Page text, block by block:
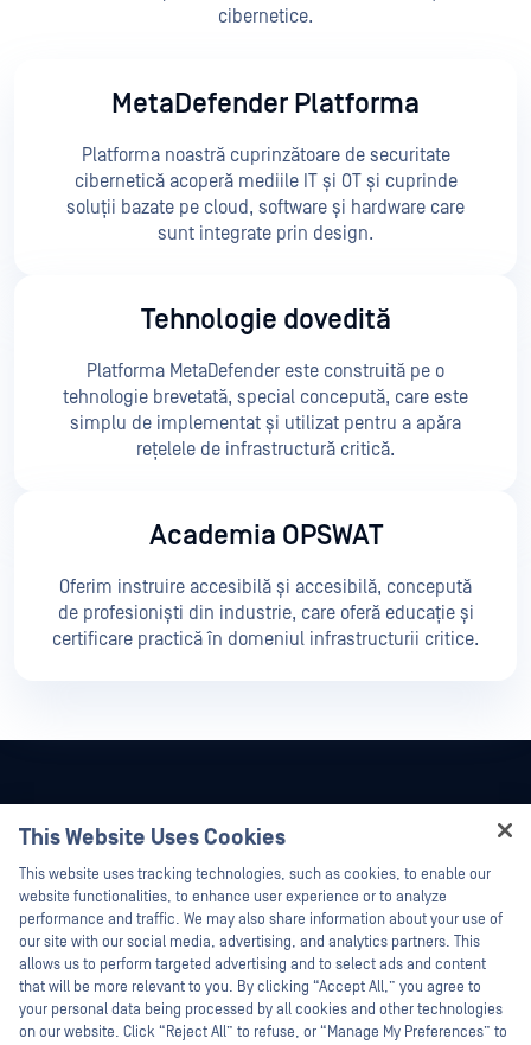
cibernetice.
MetaDefender Platforma
Platforma noastră cuprinzătoare de securitate
cibernetică acoperă mediile IT și OT și cuprinde
soluții bazate pe cloud, software și hardware care
sunt integrate prin design.
Tehnologie dovedită
Platforma MetaDefender este construită pe o
tehnologie brevetată, special concepută, care este
simplu de implementat și utilizat pentru a apăra
rețelele de infrastructură critică.
Academia OPSWAT
Oferim instruire accesibilă și accesibilă, concepută
de profesioniști din industrie, care oferă educație și
certificare practică în domeniul infrastructurii critice.
This Website Uses Cookies
This website uses tracking technologies, such as cookies, to enable our
website functionalities, to enhance user experience or to analyze
performance and traffic. We may also share information about your use of
our site with our social media, advertising, and analytics partners. This
allows us to perform targeted advertising and to select ads and content
that will be more relevant to you. By clicking “Accept All,” you agree to
your personal data being processed by all cookies and other technologies
on our website. Click “Reject All” to refuse, or “Manage My Preferences” to
Hey there!
I'm Ozzy, your OPSWAT virtual assistant.
How can I help you secure what's critical
today?